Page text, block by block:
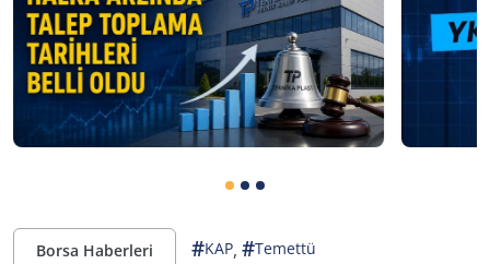
Borsa Haberleri #KAP, #Temettü